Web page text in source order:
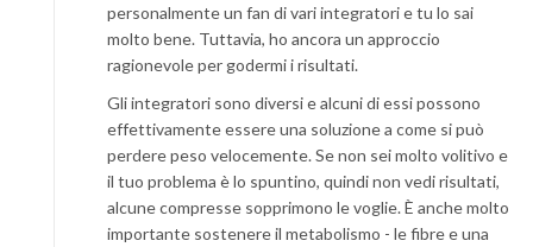
personalmente un fan di vari integratori e tu lo sai
molto bene. Tuttavia, ho ancora un approccio
ragionevole per godermi i risultati.
Gli integratori sono diversi e alcuni di essi possono
effettivamente essere una soluzione a come si può
perdere peso velocemente. Se non sei molto volitivo e
il tuo problema è lo spuntino, quindi non vedi risultati,
alcune compresse sopprimono le voglie. È anche molto
importante sostenere il metabolismo - le fibre e una